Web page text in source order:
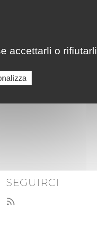
SEGUIRCI
accettarli o rifiutarli